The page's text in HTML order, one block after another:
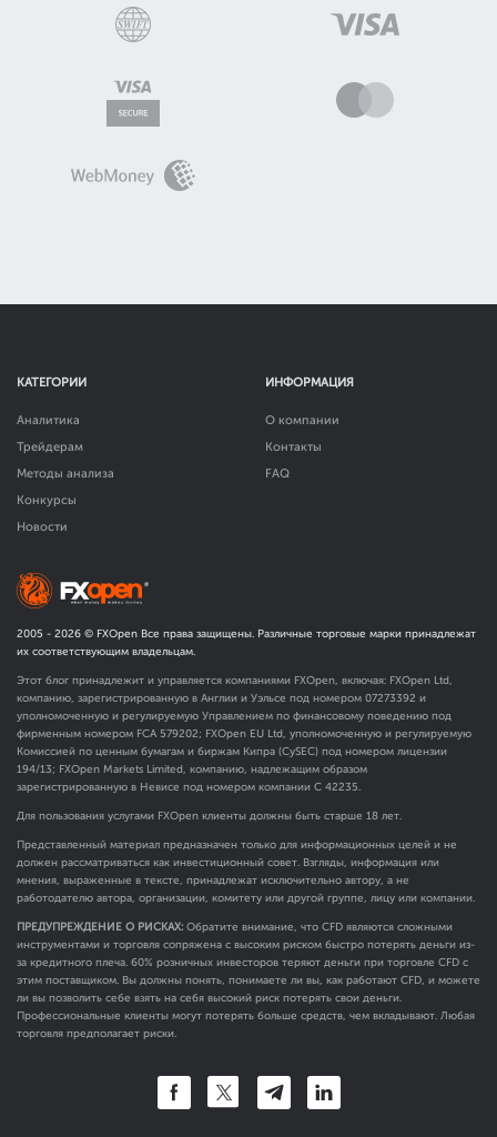
КАТЕГОРИИ
Аналитика
Трейдерам
Методы анализа
Конкурсы
Новости
ИНФОРМАЦИЯ
О компании
Контакты
FAQ
2005 - 2026 © FXOpen Все права защищены. Различные торговые марки принадлежат
их соответствующим владельцам.
Этот блог принадлежит и управляется компаниями FXOpen, включая: FXOpen Ltd,
компанию, зарегистрированную в Англии и Уэльсе под номером 07273392 и
уполномоченную и регулируемую Управлением по финансовому поведению под
фирменным номером FCA 579202; FXOpen EU Ltd, уполномоченную и регулируемую
Комиссией по ценным бумагам и биржам Кипра (CySEC) под номером лицензии
194/13; FXOpen Markets Limited, компанию, надлежащим образом
зарегистрированную в Невисе под номером компании C 42235.
Для пользования услугами FXOpen клиенты должны быть старше 18 лет.
Представленный материал предназначен только для информационных целей и не
должен рассматриваться как инвестиционный совет. Взгляды, информация или
мнения, выраженные в тексте, принадлежат исключительно автору, а не
работодателю автора, организации, комитету или другой группе, лицу или компании.
ПРЕДУПРЕЖДЕНИЕ О РИСКАХ: Обратите внимание, что CFD являются сложными
инструментами и торговля сопряжена с высоким риском быстро потерять деньги из-
за кредитного плеча. 60% розничных инвесторов теряют деньги при торговле CFD с
этим поставщиком. Вы должны понять, понимаете ли вы, как работают CFD, и можете
ли вы позволить себе взять на себя высокий риск потерять свои деньги.
Профессиональные клиенты могут потерять больше средств, чем вкладывают. Любая
торговля предполагает риски.